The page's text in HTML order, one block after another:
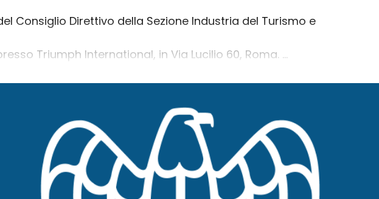
Consiglio Direttivo della Sezione Industria del Turismo e
Triumph International, in Via Lucilio 60, Roma. ...